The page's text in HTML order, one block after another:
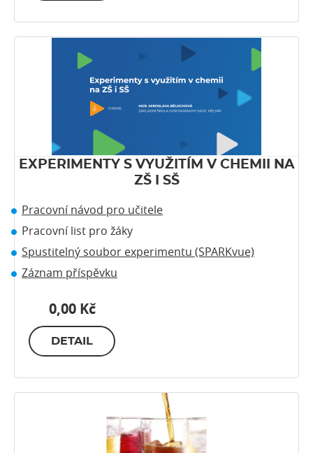
EXPERIMENTY S VYUŽITÍM V CHEMII NA
ZŠ I SŠ
Pracovní návod pro učitele
Pracovní list pro žáky
Spustitelný soubor experimentu (SPARKvue)
Záznam příspěvku
0,00 Kč
DETAIL